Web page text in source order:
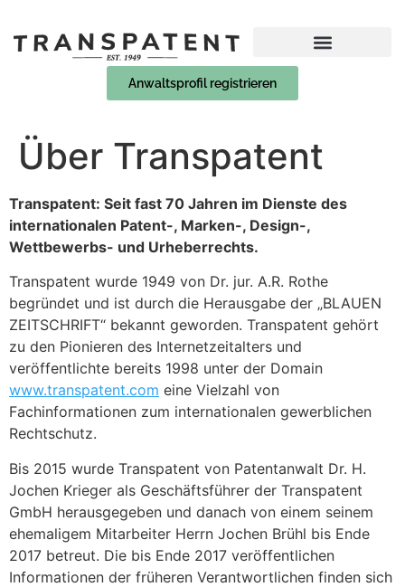
Anwaltsprofil registrieren
Über Transpatent
Transpatent: Seit fast 70 Jahren im Dienste des
internationalen Patent-, Marken-, Design-,
Wettbewerbs- und Urheberrechts.
Transpatent wurde 1949 von Dr. jur. A.R. Rothe
begründet und ist durch die Herausgabe der „BLAUEN
ZEITSCHRIFT“ bekannt geworden. Transpatent gehört
zu den Pionieren des Internetzeitalters und
veröffentlichte bereits 1998 unter der Domain
www.transpatent.com eine Vielzahl von
Fachinformationen zum internationalen gewerblichen
Rechtschutz.
Bis 2015 wurde Transpatent von Patentanwalt Dr. H.
Jochen Krieger als Geschäftsführer der Transpatent
GmbH herausgegeben und danach von einem seinem
ehemaligem Mitarbeiter Herrn Jochen Brühl bis Ende
2017 betreut. Die bis Ende 2017 veröffentlichen
Informationen der früheren Verantwortlichen finden sich